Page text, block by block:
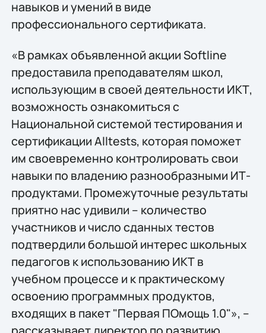
навыков и умений в виде
профессионального сертификата.
«В рамках объявленной акции Softline
предоставила преподавателям школ,
использующим в своей деятельности ИКТ,
возможность ознакомиться с
Национальной системой тестирования и
сертификации Alltests, которая поможет
им своевременно контролировать свои
навыки по владению разнообразными ИТ-
продуктами. Промежуточные результаты
приятно нас удивили – количество
участников и число сданных тестов
подтвердили большой интерес школьных
педагогов к использованию ИКТ в
учебном процессе и к практическому
освоению программных продуктов,
входящих в пакет "Первая ПОмощь 1.0"», –